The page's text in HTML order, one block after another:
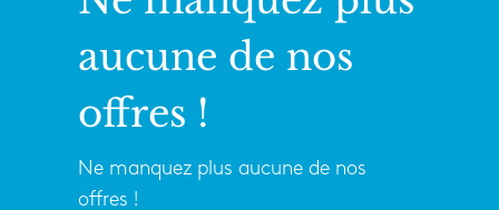
aucune de nos
offres !
Ne manquez plus aucune de nos
offres !